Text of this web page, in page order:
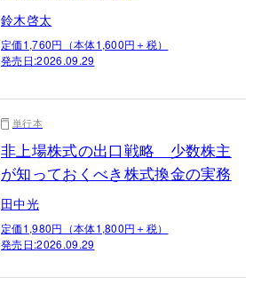
鈴木啓太
定価1,760円（本体1,600円＋税）
発売日:2026.09.29
単行本
非上場株式の出口戦略 少数株主
が知っておくべき株式換金の実務
田中光
定価1,980円（本体1,800円＋税）
発売日:2026.09.29